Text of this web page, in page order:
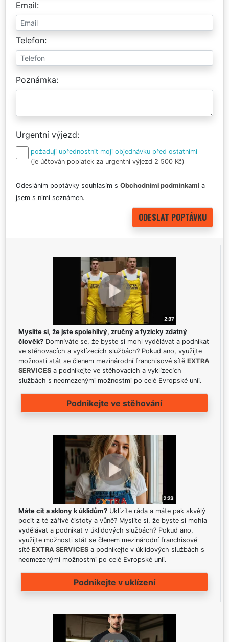
Email
Telefon
Poznámka
Urgentní výjezd
požaduji upřednostnit moji objednávku před ostatními
(je účtován poplatek za urgentní výjezd 2 500 Kč)
Odesláním poptávky souhlasím s Obchodními podmínkami a
jsem s nimi seznámen.
Myslíte si, že jste spolehlivý, zručný a fyzicky zdatný
člověk? Domníváte se, že byste si mohl vydělávat a podnikat
ve stěhovacích a vyklízecích službách? Pokud ano, využijte
možnosti stát se členem mezinárodní franchisové sítě EXTRA
SERVICES a podnikejte ve stěhovacích a vyklízecích
službách s neomezenými možnostmi po celé Evropské unii.
Podnikejte ve stěhování
Máte cit a sklony k úklidům? Uklízíte ráda a máte pak skvělý
pocit z té zářivé čistoty a vůně? Myslíte si, že byste si mohla
vydělávat a podnikat v úklidových službách? Pokud ano,
využijte možnosti stát se členem mezinárodní franchisové
sítě EXTRA SERVICES a podnikejte v úklidových službách s
neomezenými možnostmi po celé Evropské unii.
Podnikejte v uklízení